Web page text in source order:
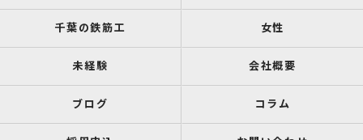
千葉の鉄筋工 女性
未経験 会社概要
ブログ コラム